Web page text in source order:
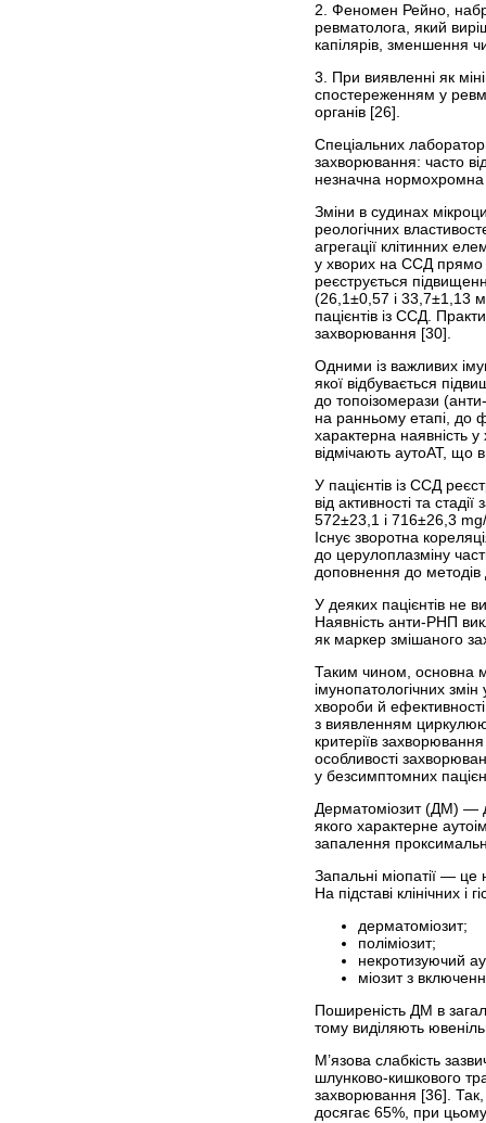
2. Феномен Рейно,
ревматолога, який
капілярів, зменшення
3. При виявленні як
спостереженням у
органів [26].
Спеціальних
захворювання: часто
незначна нормохромна
Зміни в судинах
реологічних
агрегації клітинних
у хворих на ССД прямо
реєструється
(26,1±0,57 і 33,7±1,13
пацієнтів із ССД.
захворювання [30].
Одними із важливих
якої відбувається
до топоізомерази
на ранньому етапі, до
характерна наявність
відмічають аутоАТ, що
У пацієнтів із ССД
від активності та
572±23,1 і 716±26,3
Існує зворотна
до церулоплазміну
допов­нення до методів
У деяких пацієнтів не
Наявність анти-РНП
як маркер змішаного
Таким чином, основна
імунопатологічних
хвороби й
з виявленням
критеріїв
особливості
у безсимптомних
Дерматоміозит (ДМ) —
якого характерне
запалення
Запальні міопатії — це
На підставі клінічних і
дерматоміозит;
поліміозит;
некротизуючий
міозит з
Поширеність ДМ в
тому виділяють
М’язова слабкість
шлунково-кишкового
захворювання [36].
досягає 65%, при